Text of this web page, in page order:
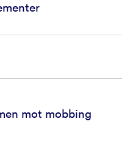
mot mobbing